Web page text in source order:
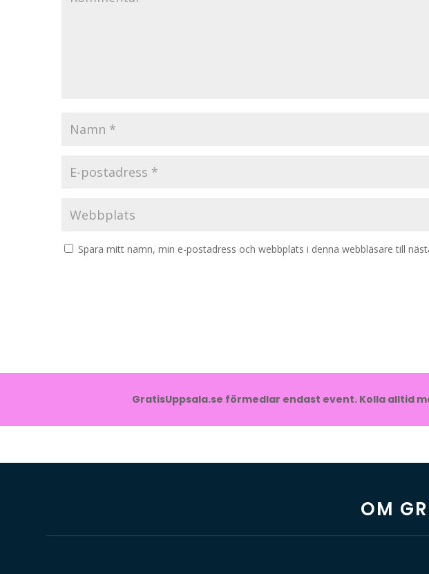
Spara mitt namn, min e-postadress och webbplats i denna webbläsare till
GratisUppsala.se förmedlar endast event. Kolla alltid
OM